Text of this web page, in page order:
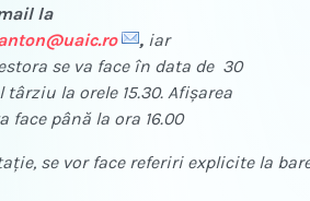
la
@uaic.ro , iar
se va face în data de 30
la orele 15.30. Afişarea
face până la ora 16.00
se vor face referiri explicite la